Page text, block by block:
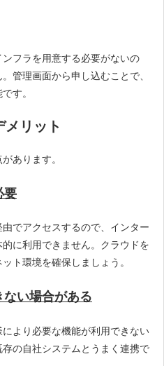
フラを用意する必要がないの
管理画面から申し込むことで、
す。
メリット
あります。
要
でアクセスするので、インター
に利用できません。クラウドを
ト環境を確保しましょう。
ない場合がある
より必要な機能が利用できない
の自社システムとうまく連携で